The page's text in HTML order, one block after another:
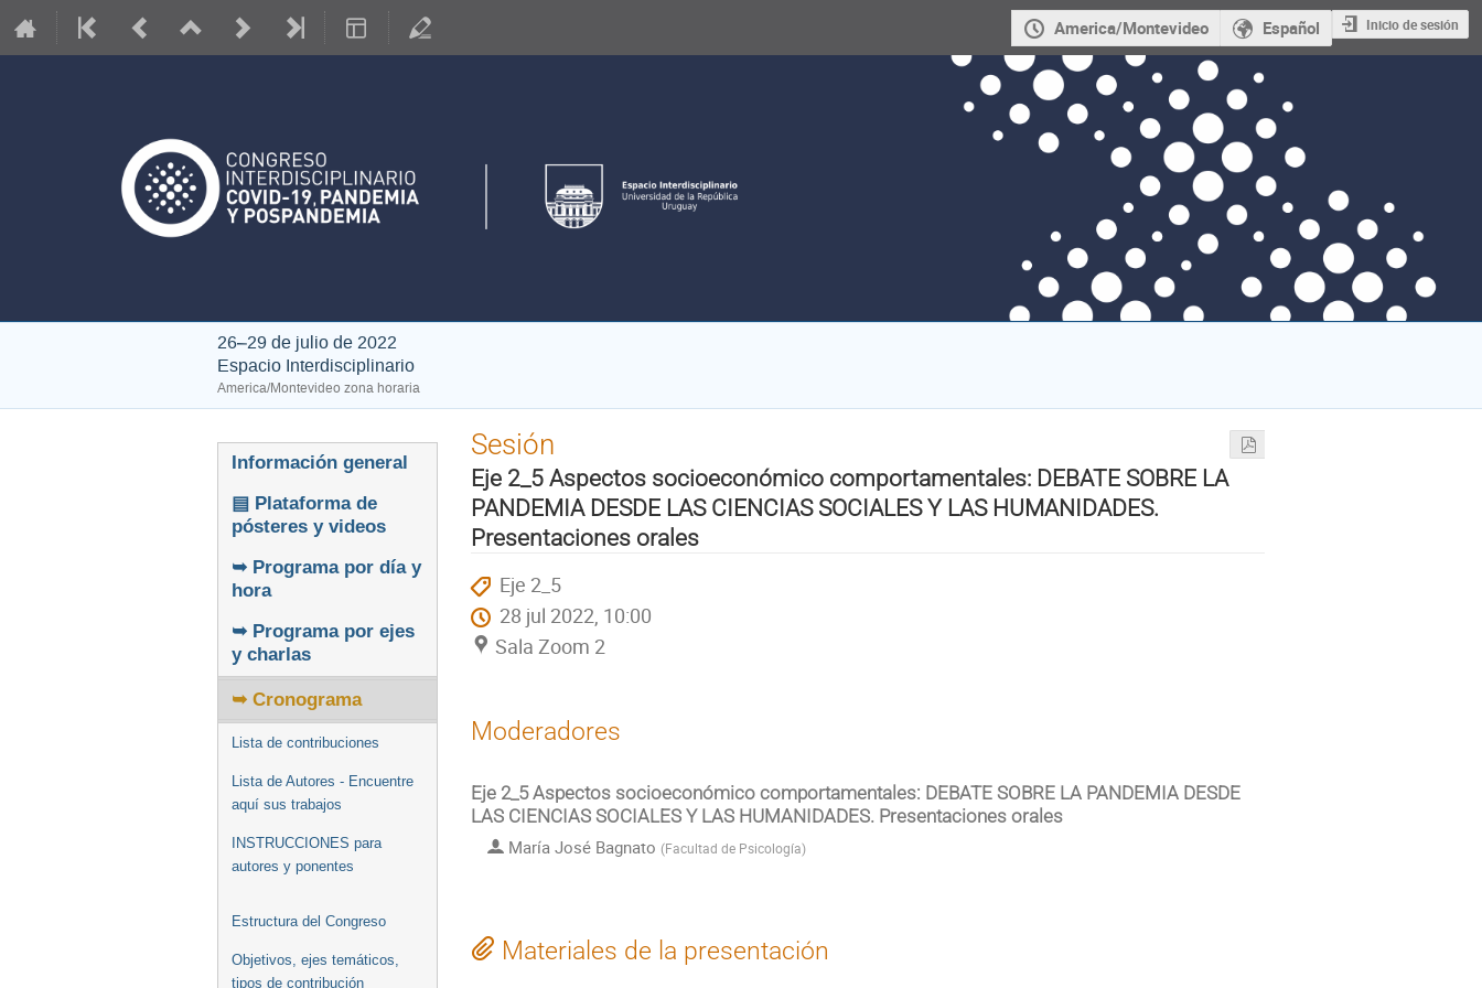
America/Montevideo Español Inicio de sesión
26–29 de julio de 2022
Espacio Interdisciplinario
America/Montevideo zona horaria
Event
menu
Información general
▤ Plataforma de
pósteres y videos
➥ Programa por día y
hora
➥ Programa por ejes
y charlas
➥ Cronograma
Lista de contribuciones
Lista de Autores - Encuentre
aquí sus trabajos
INSTRUCCIONES para
autores y ponentes
Estructura del Congreso
Objetivos, ejes temáticos,
tipos de contribución
Sesión
Eje 2_5 Aspectos socioeconómico comportamentales: DEBATE SOBRE LA
PANDEMIA DESDE LAS CIENCIAS SOCIALES Y LAS HUMANIDADES.
Presentaciones orales
Eje 2_5
28 jul 2022, 10:00
Sala Zoom 2
Moderadores
Eje 2_5 Aspectos socioeconómico comportamentales: DEBATE SOBRE LA PANDEMIA DESDE
LAS CIENCIAS SOCIALES Y LAS HUMANIDADES. Presentaciones orales
María José Bagnato (Facultad de Psicología)
Materiales de la presentación